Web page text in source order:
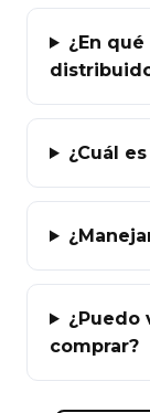
¿En
¿Cuál
¿Puedo
comprar?